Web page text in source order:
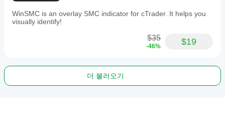
WinSMC is an overlay SMC indicator for cTrader. It helps you
visually identify!
$35
-46% $19
더 불러오기